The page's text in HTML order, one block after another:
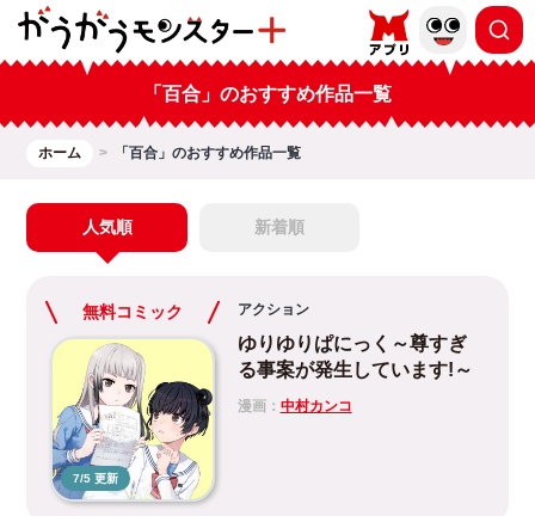
「百合」のおすすめ作品一覧
ホーム 「百合」のおすすめ作品一覧
人気順 新着順
無料コミック
7/5 更新
アクション
ゆりゆりぱにっく～尊すぎ
る事案が発生しています!～
漫画： 中村カンコ